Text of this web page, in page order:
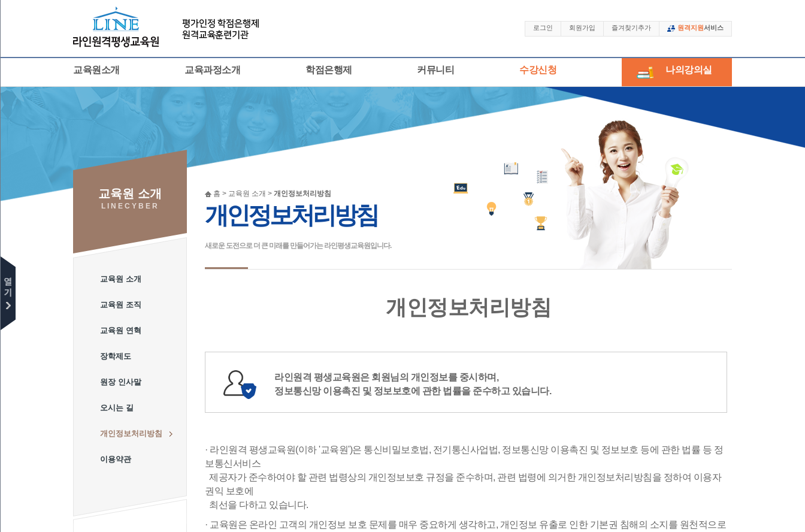
로그인 회원가입 즐겨찾기추가 원격지원서비스
교육원소개 교육과정소개 학점은행제 커뮤니티 수강신청 나의강의실
교육원 소개
LINECYBER
교육원 소개
교육원 조직
교육원 연혁
장학제도
원장 인사말
오시는 길
개인정보처리방침
이용약관
홈 > 교육원 소개 > 개인정보처리방침
개인정보처리방침
새로운 도전으로 더 큰 미래를 만들어가는 라인평생교육원입니다.
개인정보처리방침
라인원격 평생교육원은 회원님의 개인정보를 중시하며,
정보통신망 이용촉진 및 정보보호에 관한 법률을 준수하고 있습니다.
· 라인원격 평생교육원(이하 '교육원')은 통신비밀보호법, 전기통신사업법, 정보통신망 이용촉진 및 정보보호 등에 관한 법률 등 정
보통신서비스
제공자가 준수하여야 할 관련 법령상의 개인정보보호 규정을 준수하며, 관련 법령에 의거한 개인정보처리방침을 정하여 이용자
권익 보호에
최선을 다하고 있습니다.
· 교육원은 온라인 고객의 개인정보 보호 문제를 매우 중요하게 생각하고, 개인정보 유출로 인한 기본권 침해의 소지를 원천적으로